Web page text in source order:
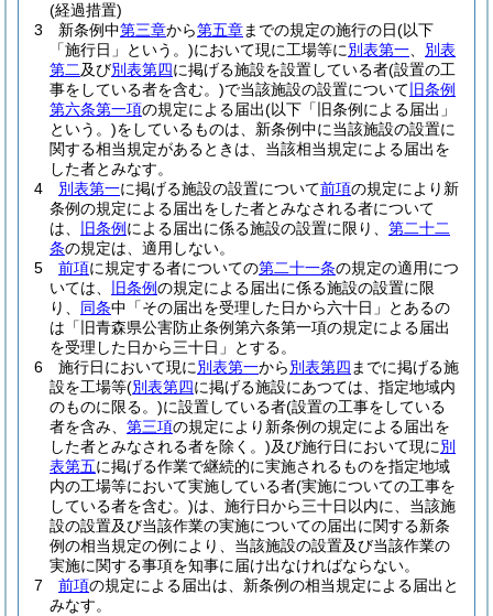
(経過措置)
3
新条例中第三章から第五章までの規定の施行の日(以下
「施行日」という。)において現に工場等に別表第一
別表
第二及び別表第四に掲げる施設を設置している者(設置の工
事をしている者を含む。)で当該施設の設置について 旧条例
第六条第一項の規定による届出(以下「旧条例による届出」
という。)をしているものは、新条例中に当該施設の設置に
関する相当規定があるときは、当該相当規定による届出を
した者とみなす。
4
別表第一に掲げる施設の設置について前項の規定により新
条例の規定による届出をした者とみなされる者について
は、
旧条例 による届出に係る施設の設置に限り、 第二十二
条の規定は、適用しない。
5
前項に規定する者についての第二十一条の規定の適用につ
いては、
旧条例の規定による届出に係る施設の設置に限
り、 同条中「その届出を受理した日から六十日」とあるの
は「旧青森県公害防止条例第六条第一項の規定による届出
を受理した日から三十日」とする。
6
施行日において現に別表第一から別表第四 までに掲げる施
設を工場等(別表第四に掲げる施設にあつては、指定地域内
のものに限る。)に設置している者(設置の工事をしている
者を含み、 第三項の規定により新条例の規定による届出を
した者とみなされる者を除く。)及び施行日において現に別
表第五に掲げる作業で継続的に実施されるものを指定地域
内の工場等において実施している者(実施についての工事を
している者を含む。)は、施行日から三十日以内に、当該施
設の設置及び当該作業の実施についての届出に関する新条
例の相当規定の例により、当該施設の設置及び当該作業の
実施に関する事項を知事に届け出なければならない。
7
前項の規定による届出は、新条例の相当規定による届出と
みなす。